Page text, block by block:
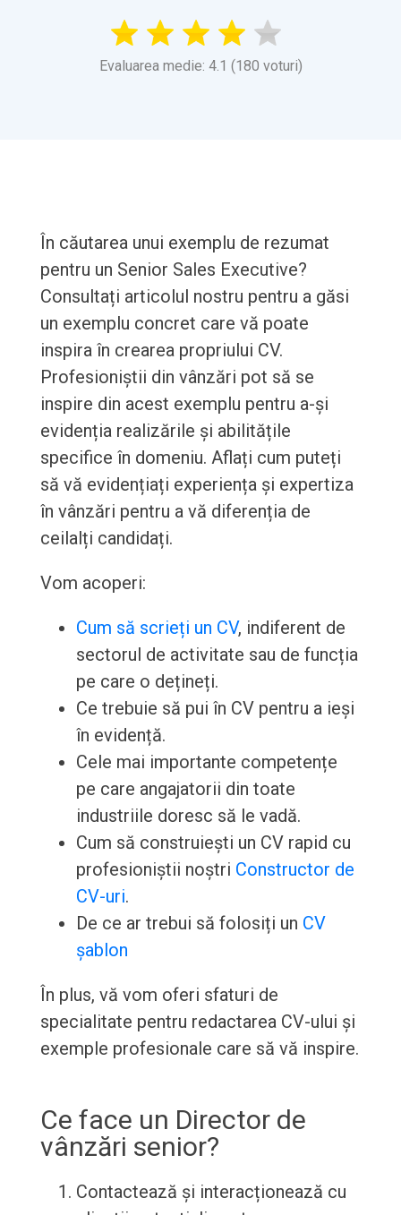
Evaluarea medie: 4.1 (180 voturi)
În căutarea unui exemplu de rezumat
pentru un Senior Sales Executive?
Consultați articolul nostru pentru a găsi
un exemplu concret care vă poate
inspira în crearea propriului CV.
Profesioniștii din vânzări pot să se
inspire din acest exemplu pentru a-și
evidenția realizările și abilitățile
specifice în domeniu. Aflați cum puteți
să vă evidențiați experiența și expertiza
în vânzări pentru a vă diferenția de
ceilalți candidați.
Vom acoperi:
Cum să scrieți un CV, indiferent de
sectorul de activitate sau de funcția
pe care o dețineți.
Ce trebuie să pui în CV pentru a ieși
în evidență.
Cele mai importante competențe
pe care angajatorii din toate
industriile doresc să le vadă.
Cum să construiești un CV rapid cu
profesioniștii noștri Constructor de
CV-uri.
De ce ar trebui să folosiți un CV
șablon
În plus, vă vom oferi sfaturi de
specialitate pentru redactarea CV-ului și
exemple profesionale care să vă inspire.
Ce face un Director de
vânzări senior?
Contactează și interacționează cu